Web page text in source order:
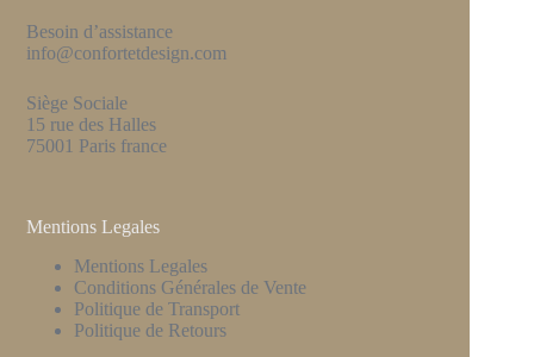
Besoin d’assistance
info@confortetdesign.com
Siège Sociale
15 rue des Halles
75001 Paris france
Mentions Legales
Mentions Legales
Conditions Générales de Vente
Politique de Transport
Politique de Retours